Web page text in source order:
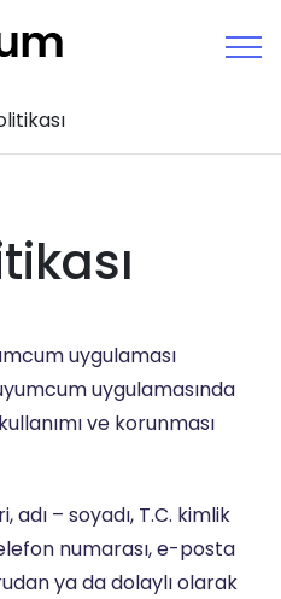
uygulaması
uygulamasında
ve korunması
adı – soyadı, T.C. kimlik
numarası, e-posta
ya da dolaylı olarak